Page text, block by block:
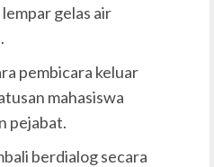
gelas air
pembicara keluar
mahasiswa
pejabat.
berdialog secara